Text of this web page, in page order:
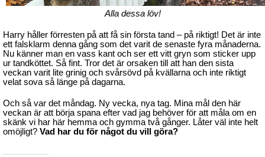
Alla dessa löv!
Harry håller förresten på att få sin första tand – på riktigt! Det är inte
ett falsklarm denna gång som det varit de senaste fyra månaderna.
Nu känner man en vass kant och ser ett vitt gryn som sticker upp
ur tandköttet. Så fint. Tror det är orsaken till att han den sista
veckan varit lite grinig och svårsövd på kvällarna och inte riktigt
velat sova så länge på dagarna.
Och så var det måndag. Ny vecka, nya tag. Mina mål den här
veckan är att börja spana efter vad jag behöver för att måla om en
skänk vi har här hemma och gymma två gånger. Låter väl inte helt
omöjligt? Vad har du för något du vill göra?